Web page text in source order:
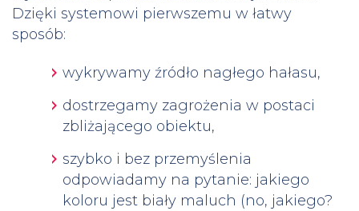
Dzięki systemowi pierwszemu w łatwy
sposób:
wykrywamy źródło nagłego hałasu,
dostrzegamy zagrożenia w postaci
zbliżającego obiektu,
szybko i bez przemyślenia
odpowiadamy na pytanie: jakiego
koloru jest biały maluch (no, jakiego?